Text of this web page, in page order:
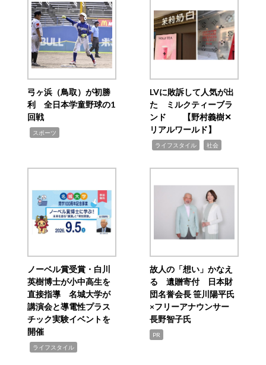
弓ヶ浜（鳥取）が初勝
利 全日本学童野球の1
回戦
スポーツ
LVに敗訴して人気が出
た ミルクティーブラ
ンド 【野村義樹✕
リアルワールド】
ライフスタイル 社会
ノーベル賞受賞・白川
英樹博士が小中高生を
直接指導 名城大学が
講演会と導電性プラス
チック実験イベントを
開催
ライフスタイル
故人の「想い」かなえ
る 遺贈寄付 日本財
団名誉会長 笹川陽平氏
×フリーアナウンサー
長野智子氏
PR